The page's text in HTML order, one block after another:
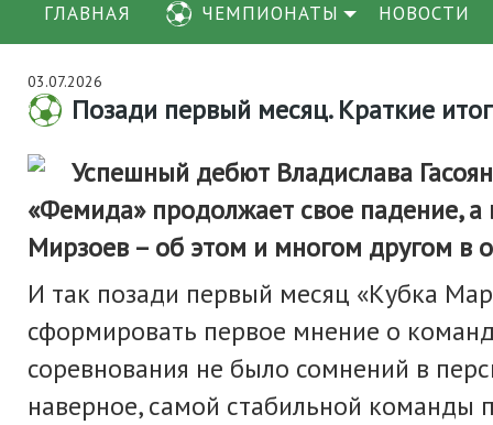
ГЛАВНАЯ ЧЕМПИОНАТЫ НОВОСТИ
03.07.2026
Позади первый месяц. Краткие
Успешный дебют Владислава
«Фемида» продолжает свое падение,
Мирзоев – об этом и многом другом в
И так позади первый месяц «Кубка
сформировать первое мнение о
соревнования не было сомнений в
наверное, самой стабильной команды